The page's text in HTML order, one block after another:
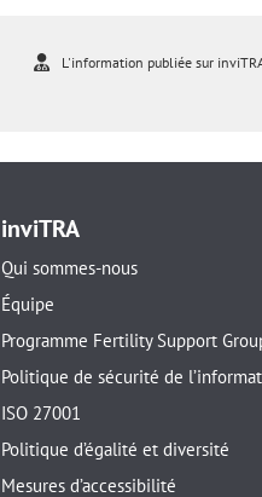
L'information publiée sur
inviTRA
Qui sommes-nous
Équipe
Programme Fertility Support
Politique de sécurité de
ISO 27001
Politique d’égalité et diversité
Mesures d’accessibilité